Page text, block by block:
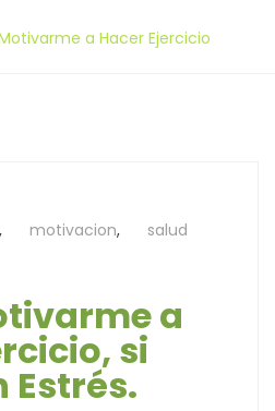
a Hacer Ejercicio
, motivacion,
salud
a
si
Estrés.